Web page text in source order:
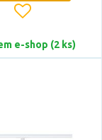
e-shop (2 ks)